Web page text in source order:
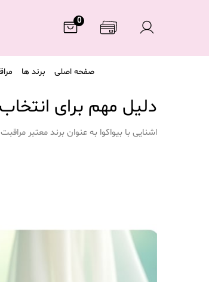
0
صفحه اصلی برند ها
دلیل مهم برای
اشنایی با بیواکوا به عنوان برند معتبر